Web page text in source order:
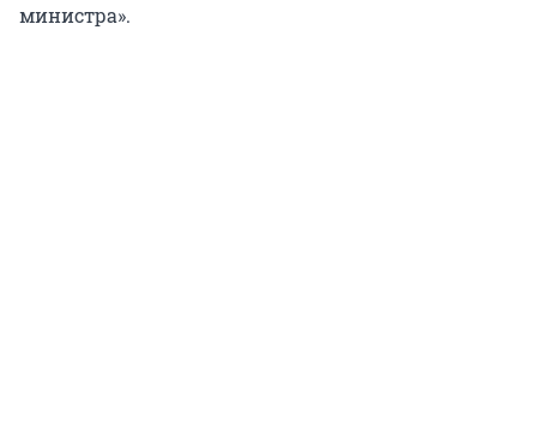
что электронный адрес был указан не личный,
министра».